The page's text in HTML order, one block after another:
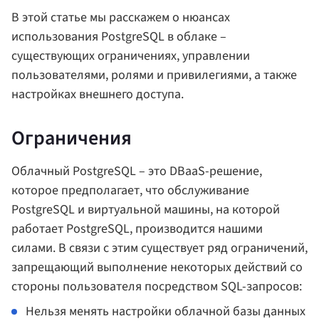
В этой статье мы расскажем о нюансах
использования PostgreSQL в облаке –
существующих ограничениях, управлении
пользователями, ролями и привилегиями, а также
настройках внешнего доступа.
Ограничения
Облачный PostgreSQL – это DBaaS-решение,
которое предполагает, что обслуживание
PostgreSQL и виртуальной машины, на которой
работает PostgreSQL, производится нашими
силами. В связи с этим существует ряд ограничений,
запрещающий выполнение некоторых действий со
стороны пользователя посредством SQL-запросов:
Нельзя менять настройки облачной базы данных